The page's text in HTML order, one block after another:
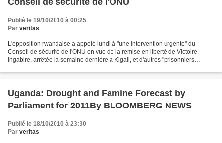
Publié le 19/10/2010 à 00:25
Par veritas
L'opposition rwandaise a appelé lundi à "une intervention urgente" du
Conseil de sécurité de l'ONU en vue de la remise en liberté de Victoire
Ingabire, arrêtée la semaine dernière à Kigali, et d'autres "prisonniers
Uganda: Drought and Famine Forecast by
Parliament for 2011By BLOOMBERG NEWS
Publié le 18/10/2010 à 23:30
Par veritas